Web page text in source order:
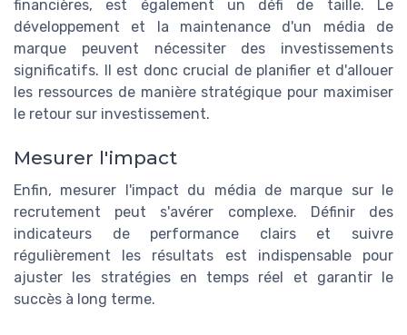
financières, est également un défi de taille. Le
développement et la maintenance d'un média de
marque peuvent nécessiter des investissements
significatifs. Il est donc crucial de planifier et d'allouer
les ressources de manière stratégique pour maximiser
le retour sur investissement.
Mesurer l'impact
Enfin, mesurer l'impact du média de marque sur le
recrutement peut s'avérer complexe. Définir des
indicateurs de performance clairs et suivre
régulièrement les résultats est indispensable pour
ajuster les stratégies en temps réel et garantir le
succès à long terme.